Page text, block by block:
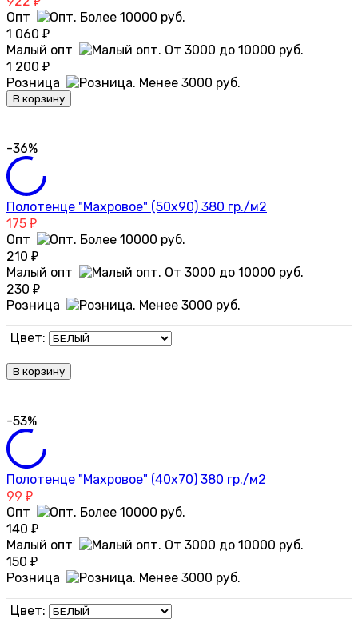
Опт
1 060 ₽
Малый опт
1 200 ₽
Розница
В корзину
-36%
Полотенце "Махровое" (50х90) 380 гр./м2
175 ₽
Опт
210 ₽
Малый опт
230 ₽
Розница
Цвет:
В корзину
-53%
Полотенце "Махровое" (40х70) 380 гр./м2
99 ₽
Опт
140 ₽
Малый опт
150 ₽
Розница
Цвет: